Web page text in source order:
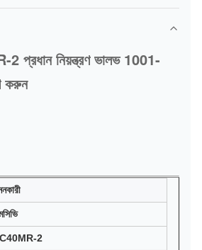
2 প্রধান নিয়ন্ত্রণ ভালভ 1001-
করুন
2